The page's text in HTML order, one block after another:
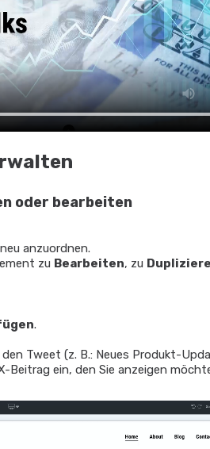
oder bearbeiten
anzuordnen.
zu Bearbeiten, zu
.
Tweet (z. B.: Neues Produkt-
Beitrag ein, den Sie anzeigen